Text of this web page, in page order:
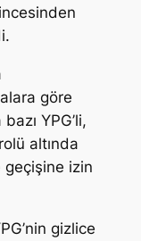
göre
YPG’li,
altında
geçişine izin
gizlice